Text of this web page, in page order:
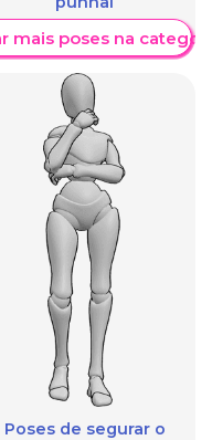
mais poses na
Poses de segurar o